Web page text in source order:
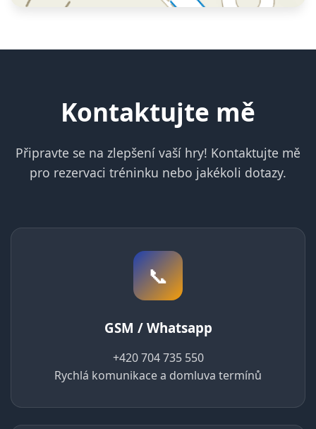
Kontaktujte mě
Připravte se na zlepšení vaší hry! Kontaktujte mě
pro rezervaci tréninku nebo jakékoli dotazy.
📞
GSM / Whatsapp
+420 704 735 550
Rychlá komunikace a domluva termínů